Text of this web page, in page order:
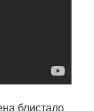
блистало